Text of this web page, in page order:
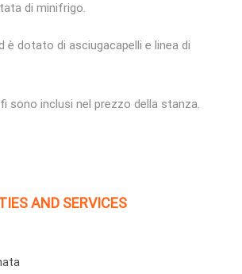
di minifrigo.
è dotato di asciugacapelli e linea di
sono inclusi nel prezzo della stanza.
AND SERVICES